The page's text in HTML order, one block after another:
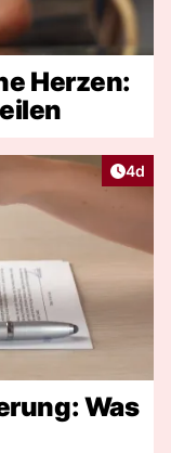
Herzen:
4d
Was